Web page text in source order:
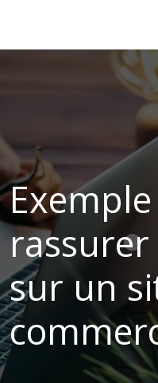
Exemple
sur un